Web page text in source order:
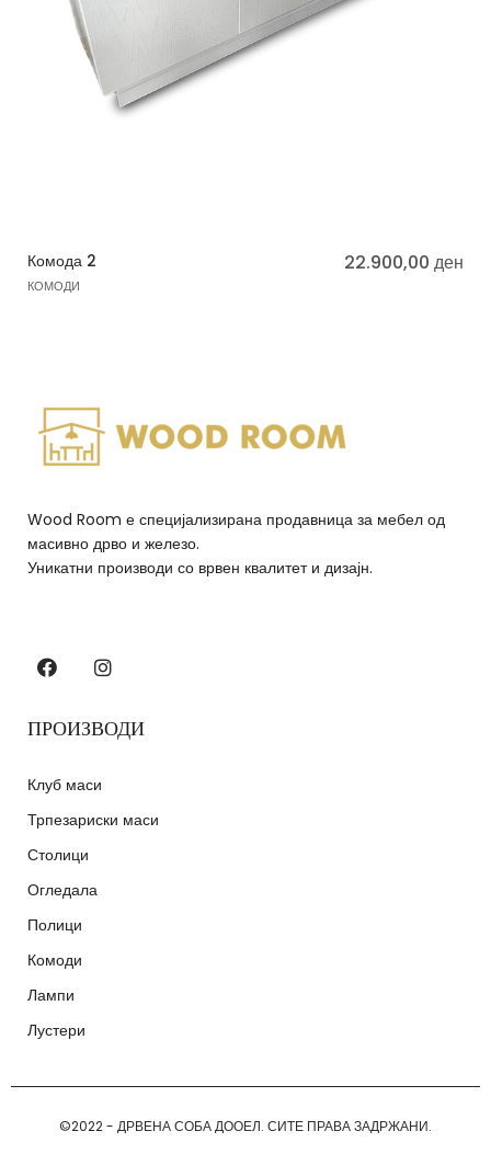
Комода 2
КОМОДИ
22.900,00 ден
Wood Room е специјализирана продавница за мебел од
масивно дрво и железо.
Уникатни производи со врвен квалитет и дизајн.
ПРОИЗВОДИ
Клуб маси
Трпезариски маси
Столици
Огледала
Полици
Комоди
Лампи
Лустери
©2022 - ДРВЕНА СОБА ДООЕЛ. СИТЕ ПРАВА ЗАДРЖАНИ.